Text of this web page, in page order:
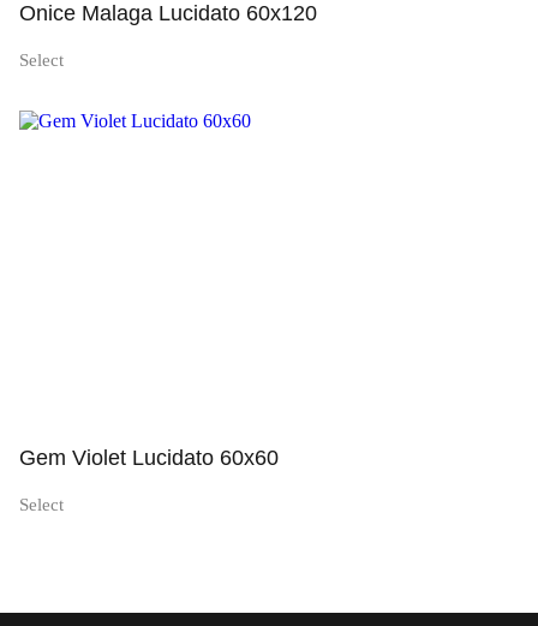
Onice Malaga Lucidato 60x120
Select
Просмотр
Gem Violet Lucidato 60x60
Select